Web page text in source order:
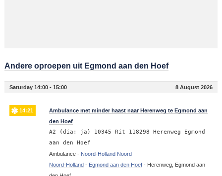
Andere oproepen uit Egmond aan den Hoef
Saturday 14:00 - 15:00 8 August 2026
14:21
Ambulance met minder haast naar Herenweg te Egmond aan
den Hoef
A2 (dia: ja) 10345 Rit 118298 Herenweg Egmond
aan den Hoef
Ambulance - Noord-Holland Noord
Noord-Holland - Egmond aan den Hoef- Herenweg, Egmond aan